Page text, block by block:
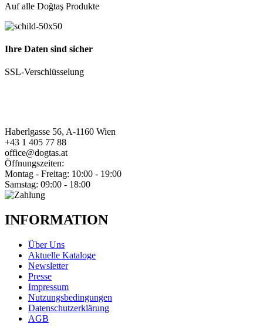
Auf alle Doğtaş Produkte
Ihre Daten sind sicher
SSL-Verschlüsselung
Haberlgasse 56, A-1160 Wien
+43 1 405 77 88
office@dogtas.at
Öffnungszeiten:
Montag - Freitag: 10:00 - 19:00
Samstag: 09:00 - 18:00
INFORMATION
Über Uns
Aktuelle Kataloge
Newsletter
Presse
Impressum
Nutzungsbedingungen
Datenschutzerklärung
AGB